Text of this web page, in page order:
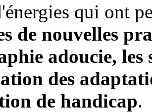
qui ont
de nouvelles
adoucie, les
des
de handicap.